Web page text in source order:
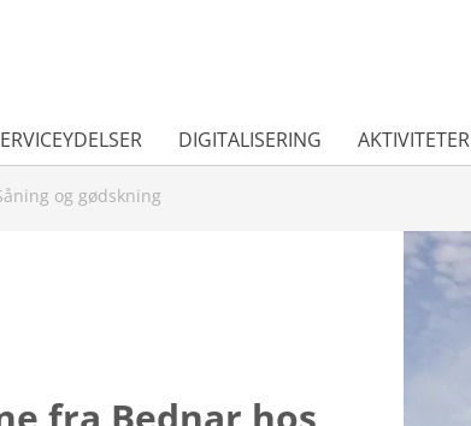
DIGITALISERING AKTIVITETER
og gødskning